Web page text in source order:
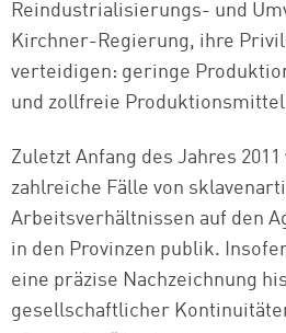
Reindustrialisierungs- und
Kirchner-Regierung, ihre
verteidigen: geringe
und zollfreie Produktionsmittel
Zuletzt Anfang des Jahres
zahlreiche Fälle von
Arbeitsverhältnissen auf den
in den Provinzen publik.
eine präzise Nachzeichnung
gesellschaftlicher